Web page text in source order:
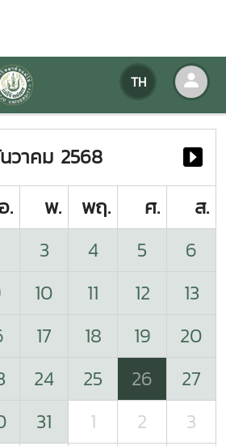
TH
ของหน่วยงาน
น่วยงาน
วาคม 2568
อ. พ. พฤ. ศ.
ส.
3 4 5
6
10 11 12
13
17 18 19
20
24 25 26
27
31 1 2
3